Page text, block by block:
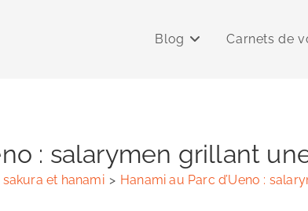
Blog Carnets de
: salarymen grillant
sakura et hanami > Hanami au Parc d’Ueno :